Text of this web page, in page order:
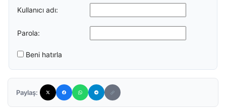
Kullanıcı adı:
Parola:
Beni hatırla
Paylaş: